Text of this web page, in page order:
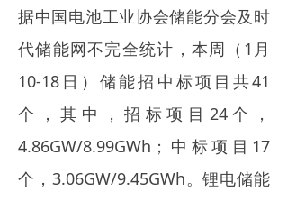
数据统计
电力市场
招中标信息
招聘
据中国电池工业协会储能分会及时
代储能网不完全统计，本周（1月
10-18日）储能招中标项目共41
个，其中，招标项目24个，
4.86GW/8.99GWh；中标项目17
个，3.06GW/9.45GWh。锂电储能